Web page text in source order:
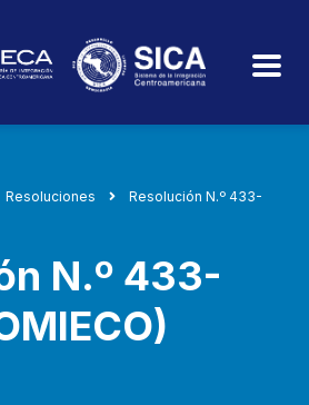
Resoluciones
Resolución N.º 433-
N.º 433-